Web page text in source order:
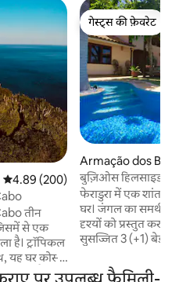
औसत रेटिंग 5 में से 4.89, 200 समीक्षाएँ
4.89 (200)
तीन
से एक
है। ट्रॉपिकल
यह घर कोस्टा
है। यह
गेस्ट्स की फ़ेवरेट
गेस्ट्स की फ़ेवरेट
Armação dos
बुज़िओस हिलसाइड
फेराडुरा में एक शांत
घर। जंगल का समर्थन
दृश्यों को प्रस्तुत करते
सुसज्जित 3 (+1) बेडरूम
बाहर के भोजन को